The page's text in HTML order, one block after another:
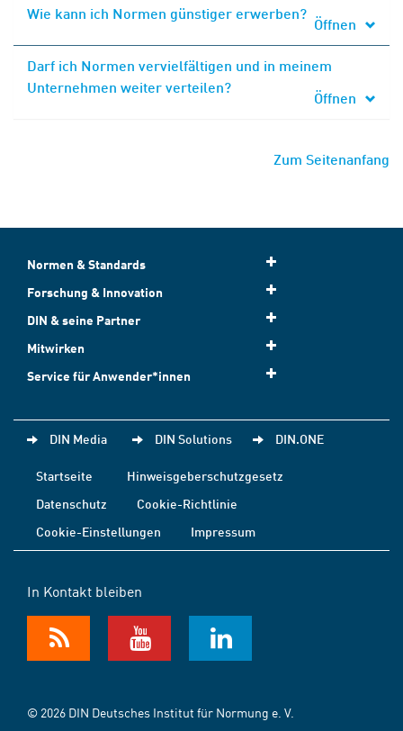
Wie kann ich Normen günstiger erwerben?
Öffnen
Darf ich Normen vervielfältigen und in meinem
Unternehmen weiter verteilen?
Öffnen
Zum Seitenanfang
Normen & Standards
Forschung & Innovation
DIN & seine Partner
Mitwirken
Service für Anwender*innen
DIN Media DIN Solutions DIN.ONE
Startseite
Hinweisgeberschutzgesetz
Datenschutz
Cookie-Richtlinie
Cookie-Einstellungen
Impressum
In Kontakt bleiben
© 2026 DIN Deutsches Institut für Normung e. V.